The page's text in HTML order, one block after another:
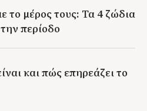
το μέρος τους: Τα 4 ζώδια
περίοδο
και πώς επηρεάζει το